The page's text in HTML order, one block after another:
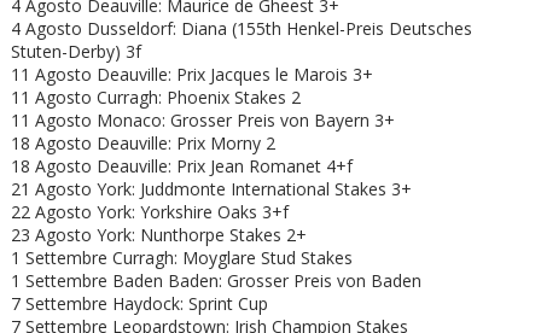
4 Agosto Deauville: Maurice de Gheest 3+
4 Agosto Dusseldorf: Diana (155th Henkel-Preis Deutsches
Stuten-Derby) 3f
11 Agosto Deauville: Prix Jacques le Marois 3+
11 Agosto Curragh: Phoenix Stakes 2
11 Agosto Monaco: Grosser Preis von Bayern 3+
18 Agosto Deauville: Prix Morny 2
18 Agosto Deauville: Prix Jean Romanet 4+f
21 Agosto York: Juddmonte International Stakes 3+
22 Agosto York: Yorkshire Oaks 3+f
23 Agosto York: Nunthorpe Stakes 2+
1 Settembre Curragh: Moyglare Stud Stakes
1 Settembre Baden Baden: Grosser Preis von Baden
7 Settembre Haydock: Sprint Cup
7 Settembre Leopardstown: Irish Champion Stakes